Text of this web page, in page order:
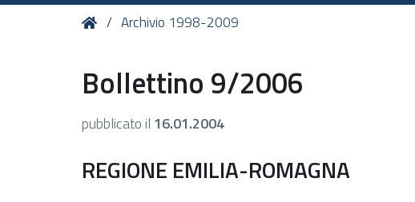
Tu HomeArchivio 1998-2009
Bollettino 9/2006
pubblicato il 16.01.2004
REGIONE EMILIA-ROMAGNA